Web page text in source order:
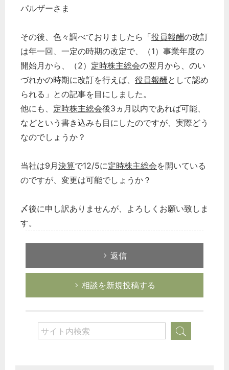
パルザーさま
その後、色々調べておりましたら「役員報酬の改訂
は年一回、一定の時期の改定で、（1）事業年度の
開始月から、（2） 定時株主総会の翌月から、のい
づれかの時期に改訂を行えば、 役員報酬として認め
られる」との記事を目にしました。
他にも、 定時株主総会後3ヵ月以内であれば可能、
などという書き込みも目にしたのですが、実際どう
なのでしょうか？
当社は9月決算で12/5に定時株主総会を開いている
のですが、変更は可能でしょうか？
〆後に申し訳ありませんが、よろしくお願い致しま
す。
返信
相談を新規投稿する
どのカテゴリーに投稿しますか？
選択してください
労務管理
税務経理
経営の知恵
総務の給湯室